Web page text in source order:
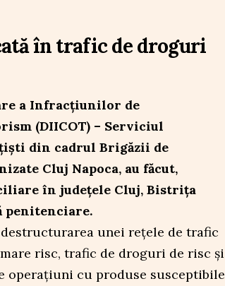
în trafic de droguri
a Infracțiunilor de
(DIICOT) – Serviciul
din cadrul Brigăzii de
Cluj Napoca, au făcut,
în județele Cluj, Bistrița
penitenciare.
unei rețele de trafic
risc, trafic de droguri de risc și
operațiuni cu produse susceptibile